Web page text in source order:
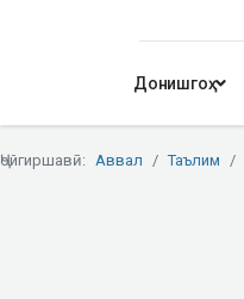
Донишгоҳ
Ҷойгиршавӣ: Аввал Таълим